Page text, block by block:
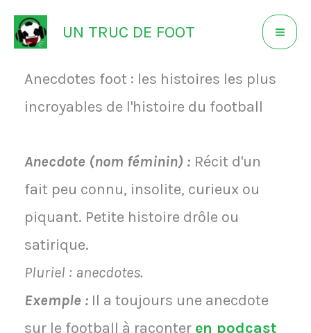
Aller
au
UN TRUC DE FOOT
Anecdotes foot : les histoires les plus
incroyables de l'histoire du football
Anecdote (nom féminin) : Récit d'un
fait peu connu, insolite, curieux ou
piquant. Petite histoire drôle ou
satirique.
Pluriel : anecdotes.
Exemple : Il a toujours une anecdote
sur le football à raconter en podcast